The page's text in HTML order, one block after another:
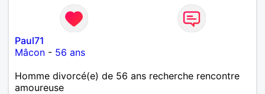
Paul71
Mâcon - 56 ans
Homme divorcé(e) de 56 ans recherche rencontre
amoureuse